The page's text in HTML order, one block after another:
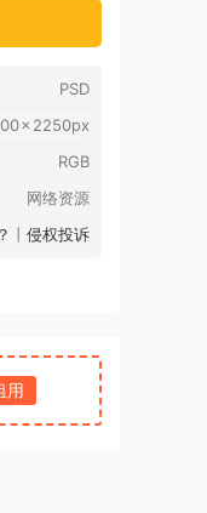
PSD
× 2250px
RGB
网络资源
丨 侵权投诉
用